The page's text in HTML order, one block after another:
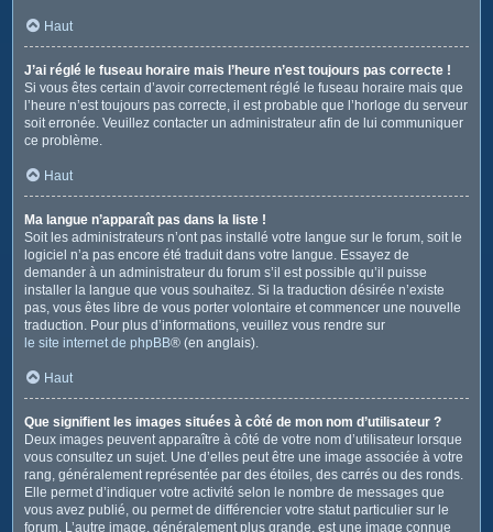
Haut
J’ai réglé le fuseau horaire mais l’heure n’est toujours pas correcte !
Si vous êtes certain d’avoir correctement réglé le fuseau horaire mais que
l’heure n’est toujours pas correcte, il est probable que l’horloge du serveur
soit erronée. Veuillez contacter un administrateur afin de lui communiquer
ce problème.
Haut
Ma langue n’apparaît pas dans la liste !
Soit les administrateurs n’ont pas installé votre langue sur le forum, soit le
logiciel n’a pas encore été traduit dans votre langue. Essayez de
demander à un administrateur du forum s’il est possible qu’il puisse
installer la langue que vous souhaitez. Si la traduction désirée n’existe
pas, vous êtes libre de vous porter volontaire et commencer une nouvelle
traduction. Pour plus d’informations, veuillez vous rendre sur
le site internet de phpBB® (en anglais).
Haut
Que signifient les images situées à côté de mon nom d’utilisateur ?
Deux images peuvent apparaître à côté de votre nom d’utilisateur lorsque
vous consultez un sujet. Une d’elles peut être une image associée à votre
rang, généralement représentée par des étoiles, des carrés ou des ronds.
Elle permet d’indiquer votre activité selon le nombre de messages que
vous avez publié, ou permet de différencier votre statut particulier sur le
forum. L’autre image, généralement plus grande, est une image connue